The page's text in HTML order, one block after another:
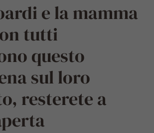
e la mamma
tutti
questo
sul loro
resterete a